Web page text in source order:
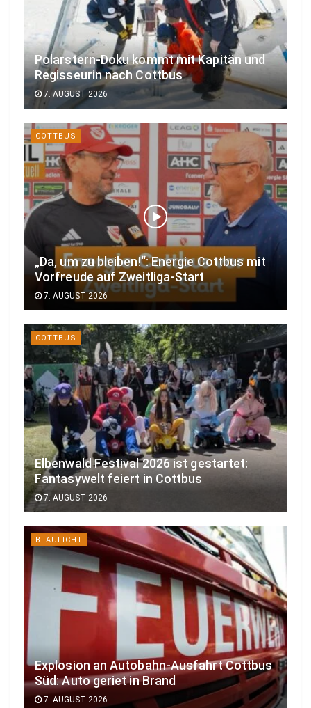
Polarstern-Doku kommt mit Kapitän und
Regisseurin nach Cottbus
7. AUGUST 2026
COTTBUS
„Da, um zu bleiben!“: Energie Cottbus mit
Vorfreude auf Zweitliga-Start
7. AUGUST 2026
COTTBUS
Elbenwald Festival 2026 ist gestartet:
Fantasywelt feiert in Cottbus
7. AUGUST 2026
BLAULICHT
Explosion an Autobahn-Ausfahrt Cottbus
Süd: Auto geriet in Brand
7. AUGUST 2026